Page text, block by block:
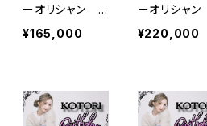
ーオリシャン
ベルエポック
¥165,000
ーオリシャン
クリスタル
¥220,000